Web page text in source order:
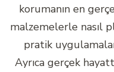
korumanın en
malzemelerle nasıl
pratik
Ayrıca gerçek